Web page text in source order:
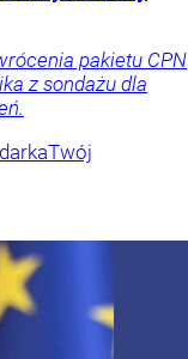
pakietu CPN
z sondażu dla
Twój